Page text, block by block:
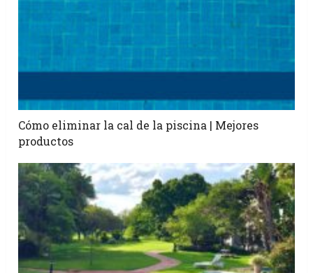
Cómo eliminar la cal de la piscina | Mejores
productos